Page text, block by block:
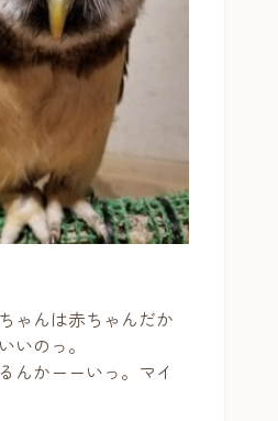
ゃんは赤ちゃんだか
いのっ。
んかーーいっ。マイ